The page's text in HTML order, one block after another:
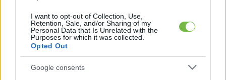
I want to opt-out of Collection, Use,
Retention, Sale, and/or Sharing of my
Personal Data that Is Unrelated with the
Purposes for which it was collected.
Opted Out
Google consents